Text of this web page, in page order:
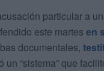
particular a
este martes en
documentales,
“sistema” que